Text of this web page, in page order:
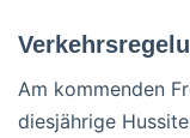
Am kommenden
diesjährige